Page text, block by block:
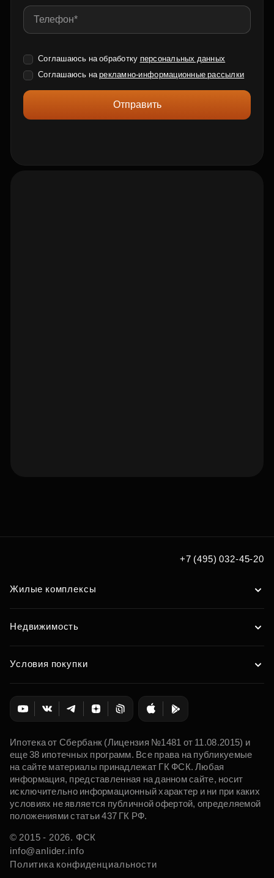
Соглашаюсь на обработку персональных данных
Соглашаюсь нарекламно-информационные рассылки
Отправить
+7 (495) 032-45-20
Жилые комплексы
Недвижимость
Условия покупки
Ипотека от Сбербанк (Лицензия №1481 от 11.08.2015) и
еще 38 ипотечных программ. Все права на публикуемые
на сайте материалы принадлежат ГК ФСК. Любая
информация, представленная на данном сайте, носит
исключительно информационный характер и ни при каких
условиях не является публичной офертой, определяемой
положениями статьи 437 ГК РФ.
© 2015 - 2026. ФСК
info@anlider.info
Политика конфиденциальности